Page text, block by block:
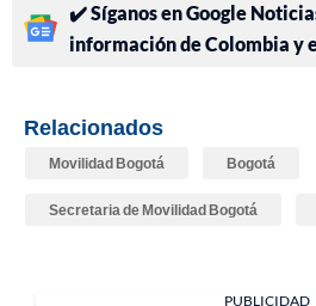
✔️ Síganos en Google
información de Colombia y
Relacionados
Movilidad Bogotá Bogotá
Secretaria de Movilidad Bogotá
PUBLICIDAD